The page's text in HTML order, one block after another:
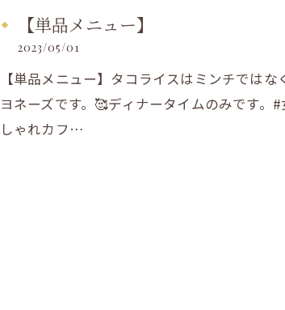
【単品メニュー】
2023/05/01
【単品メニュー】タコライスはミンチでは
ヨネーズです。🥰ディナータイムのみです
しゃれカフ…